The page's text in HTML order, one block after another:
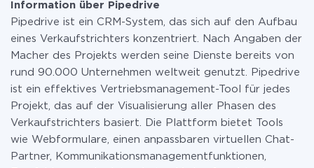
Information über Pipedrive
Pipedrive ist ein CRM-System, das sich auf den Aufbau
eines Verkaufstrichters konzentriert. Nach Angaben der
Macher des Projekts werden seine Dienste bereits von
rund 90.000 Unternehmen weltweit genutzt. Pipedrive
ist ein effektives Vertriebsmanagement-Tool für jedes
Projekt, das auf der Visualisierung aller Phasen des
Verkaufstrichters basiert. Die Plattform bietet Tools
wie Webformulare, einen anpassbaren virtuellen Chat-
Partner, Kommunikationsmanagementfunktionen,